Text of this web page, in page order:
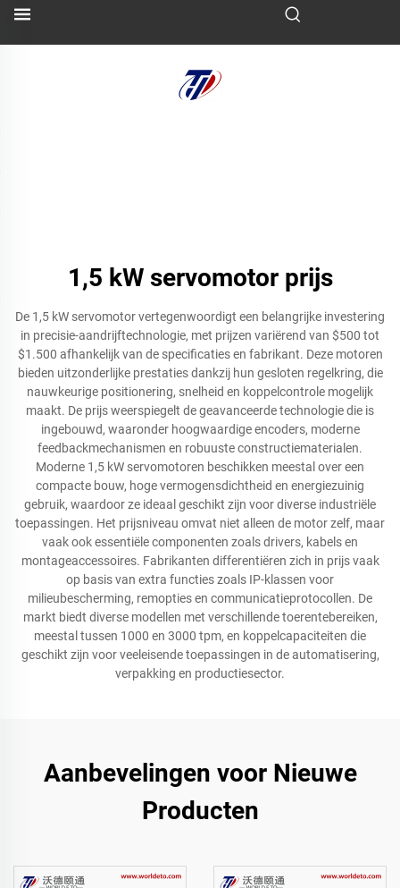
1,5 kW servomotor prijs
De 1,5 kW servomotor vertegenwoordigt een belangrijke investering
in precisie-aandrijftechnologie, met prijzen variërend van $500 tot
$1.500 afhankelijk van de specificaties en fabrikant. Deze motoren
bieden uitzonderlijke prestaties dankzij hun gesloten regelkring, die
nauwkeurige positionering, snelheid en koppelcontrole mogelijk
maakt. De prijs weerspiegelt de geavanceerde technologie die is
ingebouwd, waaronder hoogwaardige encoders, moderne
feedbackmechanismen en robuuste constructiematerialen.
Moderne 1,5 kW servomotoren beschikken meestal over een
compacte bouw, hoge vermogensdichtheid en energiezuinig
gebruik, waardoor ze ideaal geschikt zijn voor diverse industriële
toepassingen. Het prijsniveau omvat niet alleen de motor zelf, maar
vaak ook essentiële componenten zoals drivers, kabels en
montageaccessoires. Fabrikanten differentiëren zich in prijs vaak
op basis van extra functies zoals IP-klassen voor
milieubescherming, remopties en communicatieprotocollen. De
markt biedt diverse modellen met verschillende toerentebereiken,
meestal tussen 1000 en 3000 tpm, en koppelcapaciteiten die
geschikt zijn voor veeleisende toepassingen in de automatisering,
verpakking en productiesector.
Aanbevelingen voor Nieuwe
Producten